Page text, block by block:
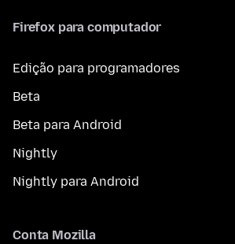
Firefox para computador
Edição para programadores
Beta
Beta para Android
Nightly
Nightly para Android
Conta Mozilla